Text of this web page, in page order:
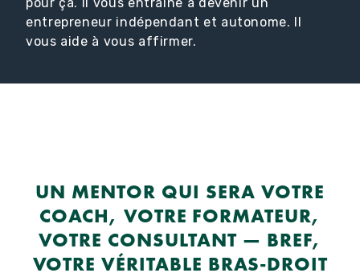
entrepreneur indépendant et autonome. Il
vous aide à vous affirmer.
UN MENTOR QUI SERA VOTRE
COACH, VOTRE FORMATEUR,
VOTRE CONSULTANT — BREF,
VOTRE VÉRITABLE BRAS-DROIT